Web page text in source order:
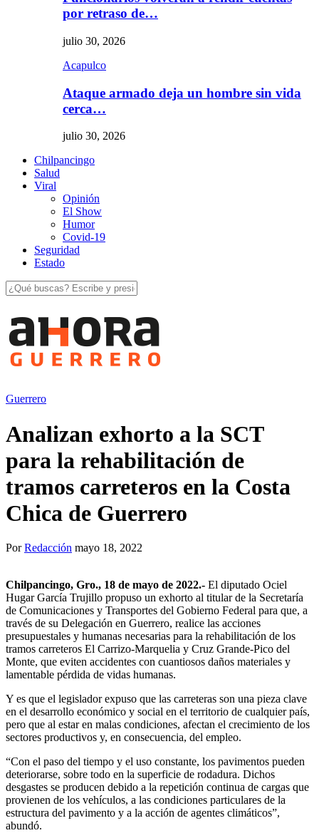
por retraso de…
julio 30, 2026
Acapulco
Ataque armado deja un hombre sin vida
cerca…
julio 30, 2026
Chilpancingo
Salud
Viral
Opinión
El Show
Humor
Covid-19
Seguridad
Estado
Guerrero
Analizan exhorto a la SCT
para la rehabilitación de
tramos carreteros en la Costa
Chica de Guerrero
PorRedacción mayo 18, 2022
Chilpancingo, Gro., 18 de mayo de 2022.- El diputado Ociel
Hugar García Trujillo propuso un exhorto al titular de la Secretaría
de Comunicaciones y Transportes del Gobierno Federal para que, a
través de su Delegación en Guerrero, realice las acciones
presupuestales y humanas necesarias para la rehabilitación de los
tramos carreteros El Carrizo-Marquelia y Cruz Grande-Pico del
Monte, que eviten accidentes con cuantiosos daños materiales y
lamentable pérdida de vidas humanas.
Y es que el legislador expuso que las carreteras son una pieza clave
en el desarrollo económico y social en el territorio de cualquier país,
pero que al estar en malas condiciones, afectan el crecimiento de los
sectores productivos y, en consecuencia, del empleo.
“Con el paso del tiempo y el uso constante, los pavimentos pueden
deteriorarse, sobre todo en la superficie de rodadura. Dichos
desgastes se producen debido a la repetición continua de cargas que
provienen de los vehículos, a las condiciones particulares de la
estructura del pavimento y a la acción de agentes climáticos”,
abundó.